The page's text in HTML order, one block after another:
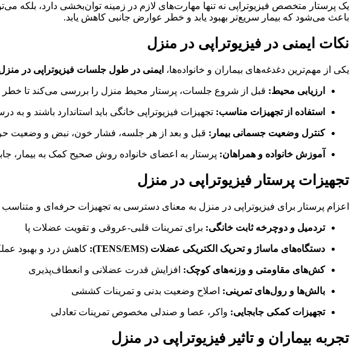
یک پرستار متخصص فیزیوتراپی نه تنها مهارت‌های لازم در زمینه توان‌بخشی دارد، بلکه
باعث می‌شود که بیمار سریع‌تر بهبود یابد و خطر عوارض جانبی کاهش یابد.
نکات ایمنی در فیزیوتراپی در منزل
یکی از مهم‌ترین دغدغه‌های بیماران و خانواده‌ها، ایمنی در طول جلسات فیزیوتراپی در
ارزیابی محیط: قبل از شروع جلسات، پرستار محیط منزل را بررسی می‌کند تا خطر
استفاده از تجهیزات مناسب: تجهیزات فیزیوتراپی خانگی باید استاندارد باشند و
کنترل وضعیت جسمانی بیمار: قبل و بعد از هر جلسه، فشار خون، نبض و وضعیت
آموزش خانواده و همراهان: پرستار به اعضای خانواده روش صحیح کمک به بیمار،
تجهیزات پرستار فیزیوتراپی در منزل
اعزام پرستار برای فیزیوتراپی در منزل به معنای دسترسی به تجهیزات حرفه‌ای و متناسب
تردمیل و دوچرخه ثابت خانگی: برای تمرینات قلبی-عروقی و تقویت عضلات پا
دستگاه‌های ماساژ و تحریک الکتریکی عضلات (TENS/EMS): کاهش درد و بهبود
کش‌های مقاومتی و وزنه‌های کوچک: افزایش قدرت عضلانی و انعطاف‌پذیری
بالش‌ها و رول‌های تمرینی: اصلاح وضعیت بدنی و تمرینات کششی
تجهیزات کمکی جابجایی: واکر، عصا و صندلی مخصوص تمرینات تعادلی
تجربه بیماران و تاثیر فیزیوتراپی در منزل